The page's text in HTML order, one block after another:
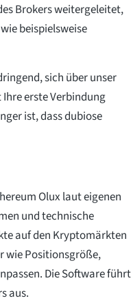
Brokers weitergeleitet,
beispielsweise
sich über unser
erste Verbindung
ist, dass dubiose
Olux laut eigenen
und technische
auf den Kryptomärkten
wie Positionsgröße,
Die Software führt
aus.